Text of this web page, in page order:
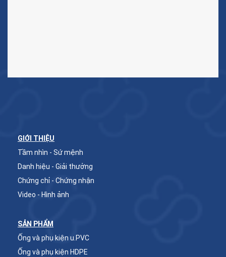
GIỚI THIỆU
Tầm nhìn - Sứ mệnh
Danh hiệu - Giải thưởng
Chứng chỉ - Chứng nhận
Video - Hình ảnh
SẢN PHẨM
Ống và phụ kiện u.PVC
Ống và phụ kiện HDPE